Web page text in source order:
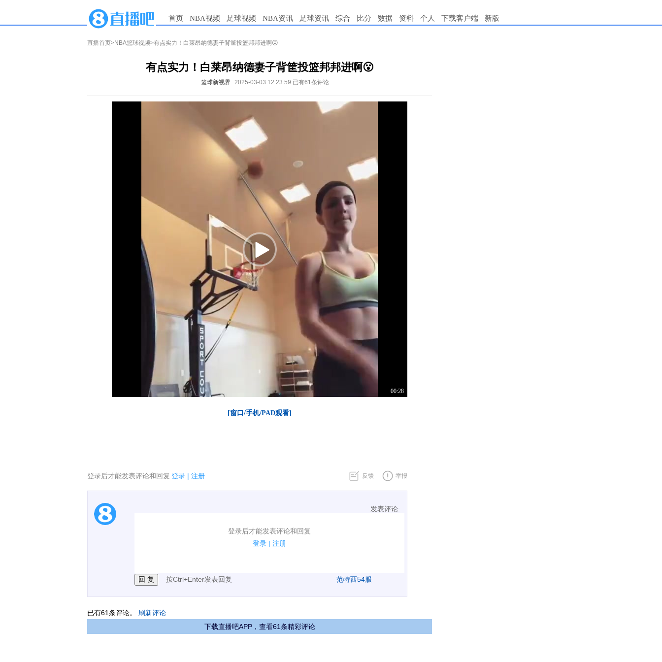
首页 NBA视频 足球视频 NBA资讯 足球资讯 综合 比分 数据 资料 个人 下载客户端 新版
直播首页>NBA篮球视频>有点实力！白莱昂纳德妻子背筐投篮邦邦进啊😮
有点实力！白莱昂纳德妻子背筐投篮邦邦进啊😮
篮球新视界 2025-03-03 12:23:59 已有61条评论
00:28
[窗口/手机/PAD观看]
登录后才能发表评论和回复 登录 | 注册 反馈 举报
发表评论:
登录后才能发表评论和回复
登录 | 注册
1.电脑端新用户可以发表评论了！
按Ctrl+Enter发表回复 范特西54服
已有61条评论。 刷新评论
下载直播吧APP，查看61条精彩评论